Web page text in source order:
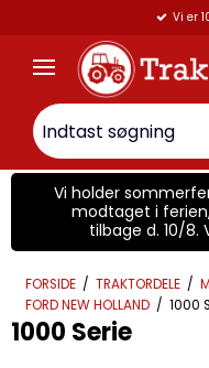
Vi er
Vi holder
modtaget i
tilbage d. 10/8.
FORSIDE / TRAKTORDELE /
FORD NEW HOLLAND / 1000
1000 Serie